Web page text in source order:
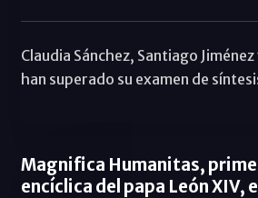
Claudia Sánchez, Santiago
han superado su examen de
Magnifica Humanitas,
encíclica del papa León XIV,